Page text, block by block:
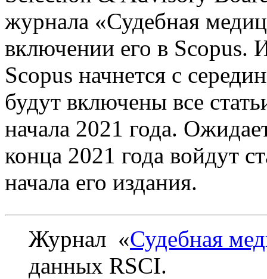
журнала «Судебная
включении его в Scopus.
Scopus начнется с
будут включены все
начала 2021 года.
конца 2021 года войдут
начала его издания.
Журнал «Судебная
данных RSCI.